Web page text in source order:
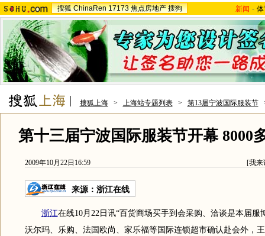
搜狐 ChinaRen 17173 焦点房地产 搜狗 新闻 -
搜狐上海 > 上海站专题列表 > 第13届宁波国际服装节
第十三届宁波国际服装节开幕 8000
2009年10月22日16:59 [我来
来源： 浙江在线
浙江在线10月22日讯“百货商场买手到会采购、洽谈是本届服
沃尔玛、乐购、法国欧尚、家乐福等国际连锁超市确认赴会外，